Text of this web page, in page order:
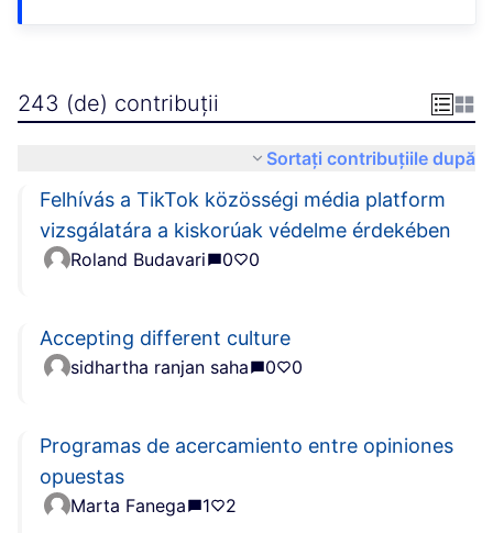
243 (de) contribuții
Sortați contribuțiile după
Felhívás a TikTok közösségi média platform
vizsgálatára a kiskorúak védelme érdekében
Roland Budavari 0 0
Accepting different culture
sidhartha ranjan saha 0 0
Programas de acercamiento entre opiniones
opuestas
Marta Fanega 1 2